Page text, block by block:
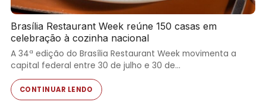
Brasília Restaurant Week reúne 150 casas em
celebração à cozinha nacional
A 34ª edição do Brasília Restaurant Week movimenta a
capital federal entre 30 de julho e 30 de…
CONTINUAR LENDO